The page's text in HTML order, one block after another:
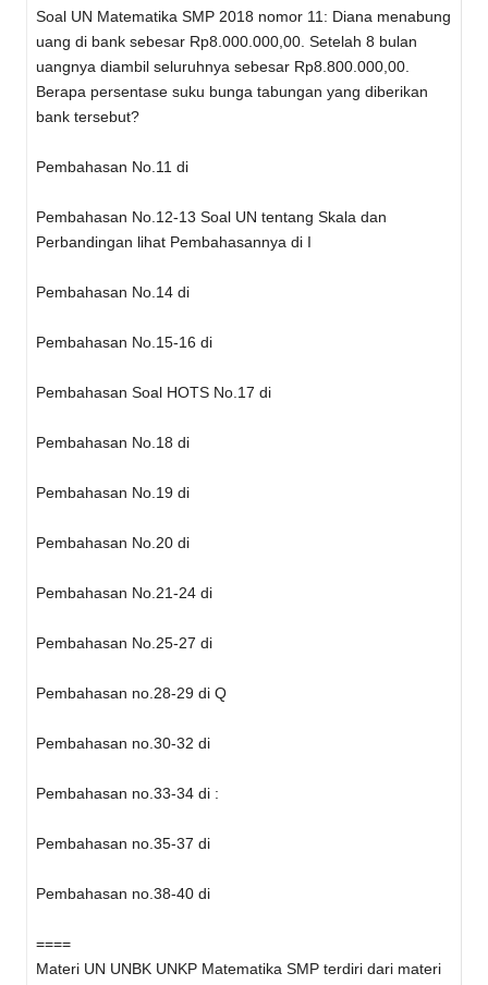
Soal UN Matematika SMP 2018 nomor 11: Diana menabung
uang di bank sebesar Rp8.000.000,00. Setelah 8 bulan
uangnya diambil seluruhnya sebesar Rp8.800.000,00.
Berapa persentase suku bunga tabungan yang diberikan
bank tersebut?
Pembahasan No.11 di
Pembahasan No.12-13 Soal UN tentang Skala dan
Perbandingan lihat Pembahasannya di I
Pembahasan No.14 di
Pembahasan No.15-16 di
Pembahasan Soal HOTS No.17 di
Pembahasan No.18 di
Pembahasan No.19 di
Pembahasan No.20 di
Pembahasan No.21-24 di
Pembahasan No.25-27 di
Pembahasan no.28-29 di Q
Pembahasan no.30-32 di
Pembahasan no.33-34 di :
Pembahasan no.35-37 di
Pembahasan no.38-40 di
====
Materi UN UNBK UNKP Matematika SMP terdiri dari materi